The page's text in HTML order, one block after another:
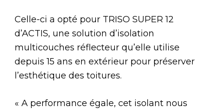
Celle-ci a opté pour TRISO SUPER 12
d’ACTIS, une solution d’isolation
multicouches réflecteur qu’elle utilise
depuis 15 ans en extérieur pour préserver
l’esthétique des toitures.
« A performance égale, cet isolant nous